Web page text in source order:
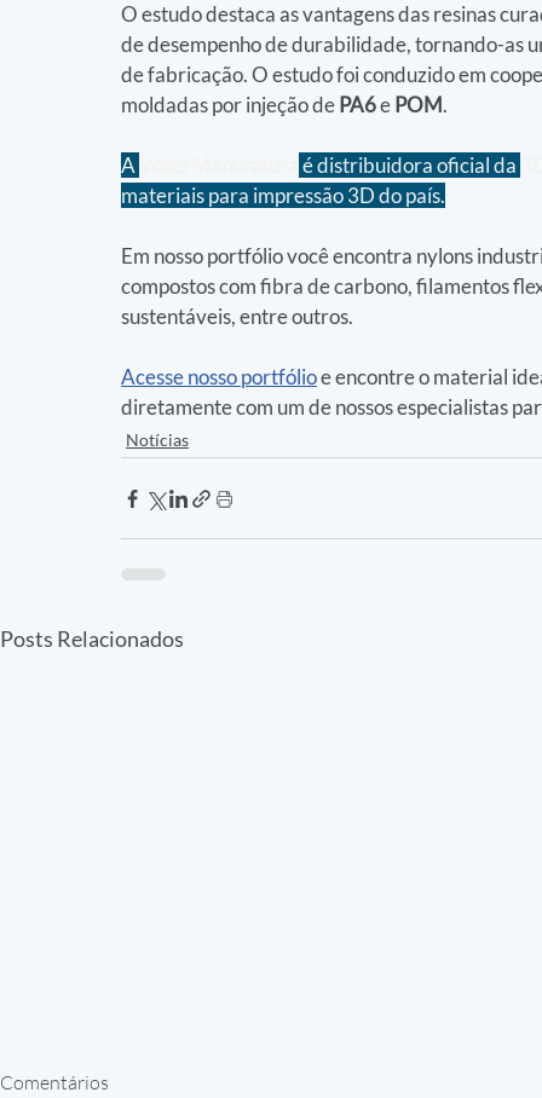
O estudo destaca as vantagens das resinas
de desempenho de durabilidade, tornando-as
de fabricação. O estudo foi conduzido em
moldadas por injeção de PA6 e POM.
A é distribuidora oficial da
materiais para impressão 3D do país.
Em nosso portfólio você encontra nylons
compostos com fibra de carbono, filamentos
sustentáveis, entre outros.
Acesse nosso portfólio e encontre o material
diretamente com um de nossos especialistas
Notícias
Posts Relacionados
Comentários